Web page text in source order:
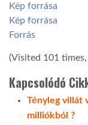
Kép forrása
Kép forrása
Forrás
(Visited 101
Kapcsolódó
Tényleg villát
milliókból ?